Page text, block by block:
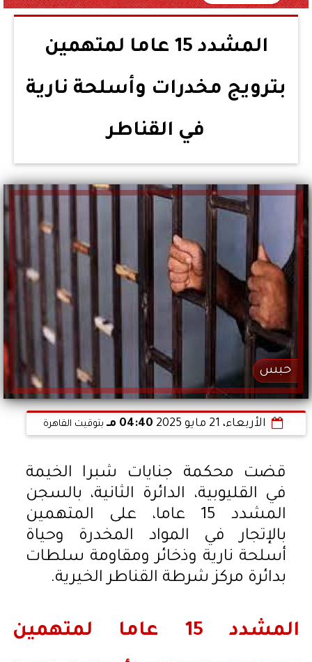
المشدد 15 عاما لمتهمين
بترويج مخدرات وأسلحة نارية
في القناطر
حبس
الأربعاء، 21 مايو 2025 04:40 مـ بتوقيت القاهرة
قضت محكمة جنايات شبرا الخيمة
في القليوبية، الدائرة الثانية، بالسجن
المشدد 15 عاما، على المتهمين
بالإتجار في المواد المخدرة وحياة
أسلحة نارية وذخائر ومقاومة سلطات
بدائرة مركز شرطة القناطر الخيرية.
المشدد 15 عاما لمتهمين